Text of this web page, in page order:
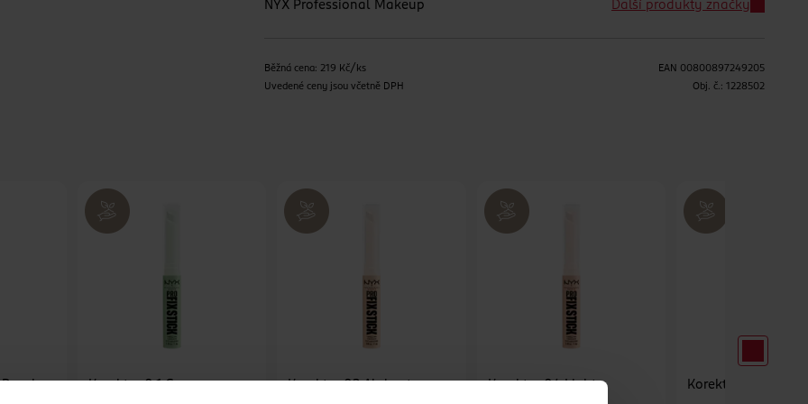
NYX Professional Makeup Další produkty značky
Běžná cena: 219 Kč/ks
Uvedené ceny jsou včetně DPH
EAN 00800897249205
Obj. č.: 1228502
Korektor 05 Vanilla